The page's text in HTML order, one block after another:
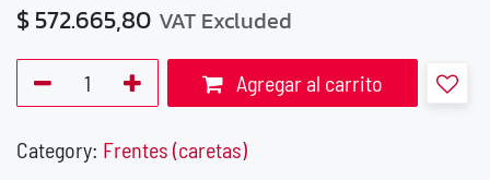
$572.665,80 VAT Excluded
Agregar al carrito
Category: Frentes (caretas)